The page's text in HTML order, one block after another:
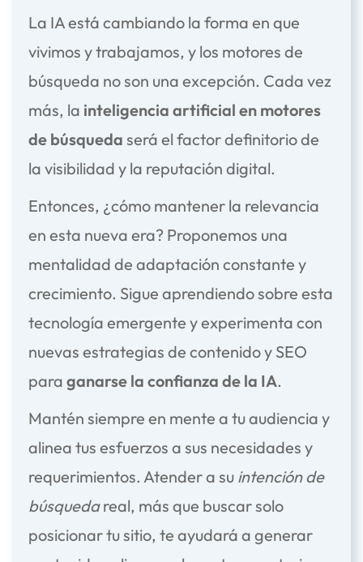
La IA está cambiando la forma en que
vivimos y trabajamos, y los motores de
búsqueda no son una excepción. Cada vez
más, la inteligencia artificial en motores
de búsqueda será el factor definitorio de
la visibilidad y la reputación digital.
Entonces, ¿cómo mantener la relevancia
en esta nueva era? Proponemos una
mentalidad de adaptación constante y
crecimiento. Sigue aprendiendo sobre esta
tecnología emergente y experimenta con
nuevas estrategias de contenido y SEO
para ganarse la confianza de la IA.
Mantén siempre en mente a tu audiencia y
alinea tus esfuerzos a sus necesidades y
requerimientos. Atender a su intención de
búsquedareal, más que buscar solo
posicionar tu sitio, te ayudará a generar